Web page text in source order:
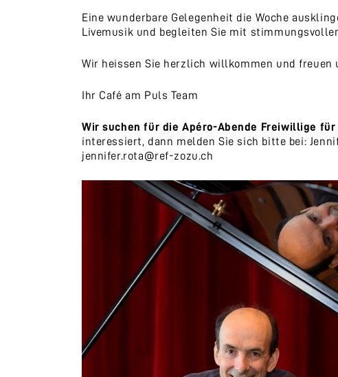
Eine wunderbare Gelegenheit die Woche
Livemusik und begleiten Sie mit
Wir heissen Sie herzlich willkommen und freuen
Ihr Café am Puls Team
Wir suchen für die Apéro-Abende Freiwillige für
interessiert, dann melden Sie sich bitte bei:
jennifer.rota@ref-zozu.ch